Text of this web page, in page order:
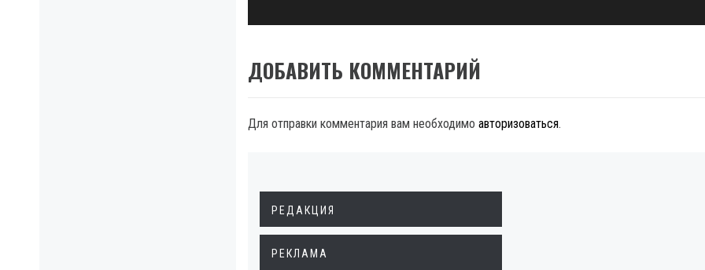
ДОБАВИТЬ КОММЕНТАРИЙ
Для отправки комментария вам необходимо авторизоваться.
РЕДАКЦИЯ
РЕКЛАМА